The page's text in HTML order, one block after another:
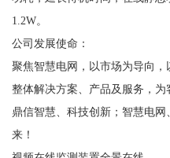
1.2W。
公司发展使命：
聚焦智慧电网，以市场为导向
整体解决方案、产品及服务，为
鼎信智慧、科技创新；智慧电
来！